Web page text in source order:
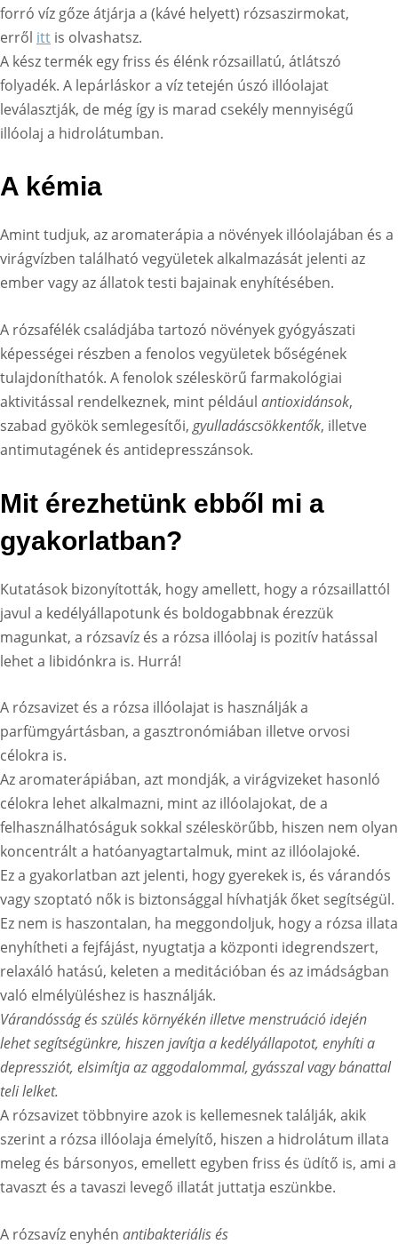
forró víz gőze átjárja a (kávé helyett) rózsaszirmokat,
erről itt is olvashatsz.
A kész termék egy friss és élénk rózsaillatú, átlátszó
folyadék. A lepárláskor a víz tetején úszó illóolajat
leválasztják, de még így is marad csekély mennyiségű
illóolaj a hidrolátumban.
A kémia
Amint tudjuk, az aromaterápia a növények illóolajában és a
virágvízben található vegyületek alkalmazását jelenti az
ember vagy az állatok testi bajainak enyhítésében.
A rózsafélék családjába tartozó növények gyógyászati
képességei részben a fenolos vegyületek bőségének
tulajdoníthatók. A fenolok széleskörű farmakológiai
aktivitással rendelkeznek, mint például antioxidánsok,
szabad gyökök semlegesítői, gyulladáscsökkentők, illetve
antimutagének és antidepresszánsok.
Mit érezhetünk ebből mi a
gyakorlatban?
Kutatások bizonyították, hogy amellett, hogy a rózsaillattól
javul a kedélyállapotunk és boldogabbnak érezzük
magunkat, a rózsavíz és a rózsa illóolaj is pozitív hatással
lehet a libidónkra is. Hurrá!
A rózsavizet és a rózsa illóolajat is használják a
parfümgyártásban, a gasztronómiában illetve orvosi
célokra is.
Az aromaterápiában, azt mondják, a virágvizeket hasonló
célokra lehet alkalmazni, mint az illóolajokat, de a
felhasználhatóságuk sokkal széleskörűbb, hiszen nem olyan
koncentrált a hatóanyagtartalmuk, mint az illóolajoké.
Ez a gyakorlatban azt jelenti, hogy gyerekek is, és várandós
vagy szoptató nők is biztonsággal hívhatják őket segítségül.
Ez nem is haszontalan, ha meggondoljuk, hogy a rózsa illata
enyhítheti a fejfájást, nyugtatja a központi idegrendszert,
relaxáló hatású, keleten a meditációban és az imádságban
való elmélyüléshez is használják.
Várandósság és szülés környékén illetve menstruáció idején
lehet segítségünkre, hiszen javítja a kedélyállapotot, enyhíti a
depressziót, elsimítja az aggodalommal, gyásszal vagy bánattal
teli lelket.
A rózsavizet többnyire azok is kellemesnek találják, akik
szerint a rózsa illóolaja émelyítő, hiszen a hidrolátum illata
meleg és bársonyos, emellett egyben friss és üdítő is, ami a
tavaszt és a tavaszi levegő illatát juttatja eszünkbe.
A rózsavíz enyhén antibakteriális és